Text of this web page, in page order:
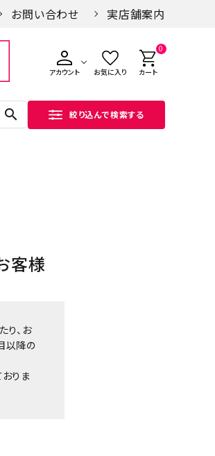
お問い合わせ 実店舗案内
アカウント お気に入り
0
カート
search 絞り込んで検索する
客様
り、お
以降の
りま